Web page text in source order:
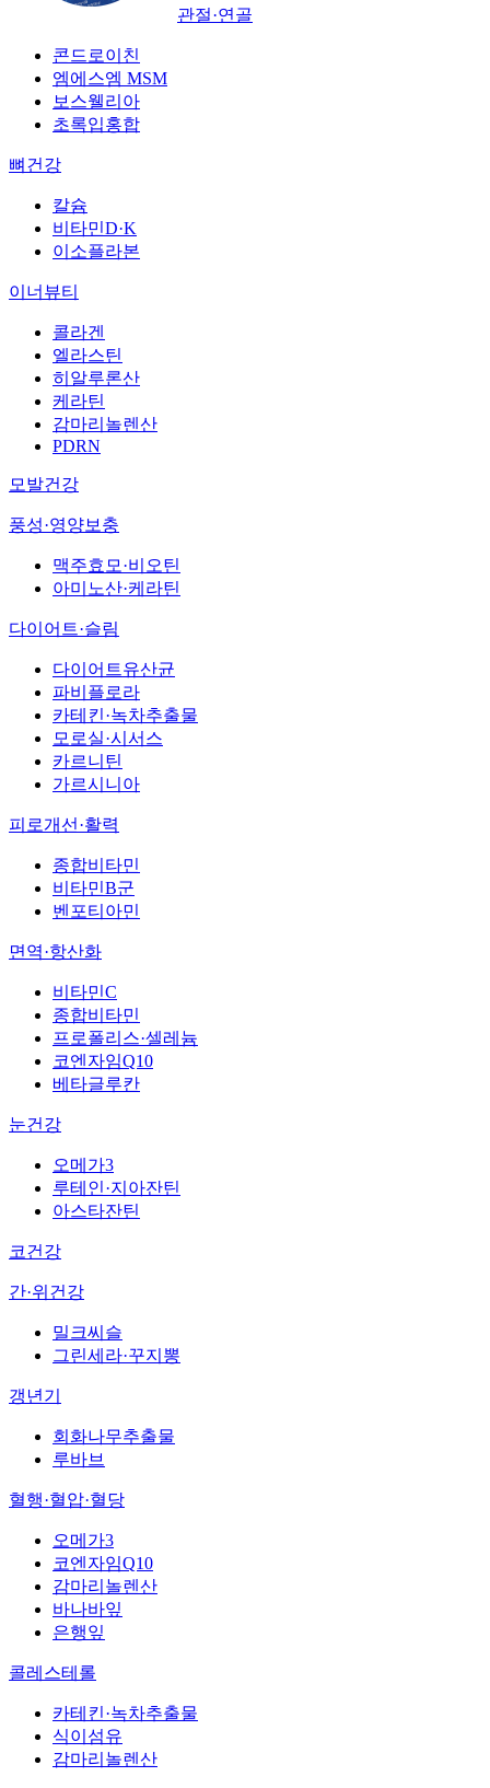
관절·연골
콘드로이친
엠에스엠 MSM
보스웰리아
초록입홍합
뼈건강
칼슘
비타민D·K
이소플라본
이너뷰티
콜라겐
엘라스틴
히알루론산
케라틴
감마리놀렌산
PDRN
모발건강
풍성·영양보충
맥주효모·비오틴
아미노산·케라틴
다이어트·슬림
다이어트유산균
파비플로라
카테킨·녹차추출물
모로실·시서스
카르니틴
가르시니아
피로개선·활력
종합비타민
비타민B군
벤포티아민
면역·항산화
비타민C
종합비타민
프로폴리스·셀레늄
코엔자임Q10
베타글루칸
눈건강
오메가3
루테인·지아잔틴
아스타잔틴
코건강
간·위건강
밀크씨슬
그린세라·꾸지뽕
갱년기
회화나무추출물
루바브
혈행·혈압·혈당
오메가3
코엔자임Q10
감마리놀렌산
바나바잎
은행잎
콜레스테롤
카테킨·녹차추출물
식이섬유
감마리놀렌산